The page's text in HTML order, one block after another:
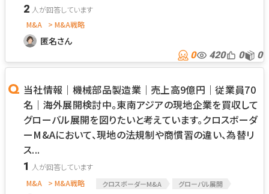
2
M&A > M&A戦略
匿名さん
0 420 0 0
当社情報｜機械部品製造業｜売上高9億円｜従業員70
名｜海外展開検討中。東南アジアの現地企業を買収して
グローバル展開を図りたいと考えています。クロスボーダ
ーM&Aにおいて、現地の法規制や商慣習の違い、為替リ
ス...
1
M&A > M&A戦略 クロスボーダーM&A グローバル展開